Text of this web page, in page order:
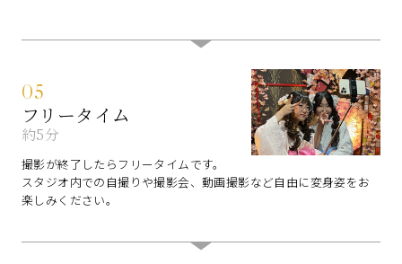
05
フリータイム
約5分
撮影が終了したらフリータイムです。
スタジオ内での自撮りや撮影会、動画撮影など自由に変身姿をお
楽しみください。